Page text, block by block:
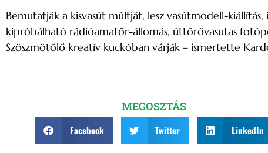
Bemutatják a kisvasút múltját, lesz vasútmodell-
kipróbálható rádióamatőr-állomás, úttörővasutas
Szöszmötölő kreatív kuckóban várják – ismertette
MEGOSZTÁS
Facebook Twitter LinkedIn